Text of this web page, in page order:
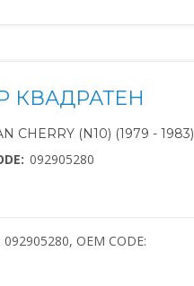
КВАДРАТЕН
CHERRY (N10) (1979 - 1983)
092905280
092905280, OEM CODE: